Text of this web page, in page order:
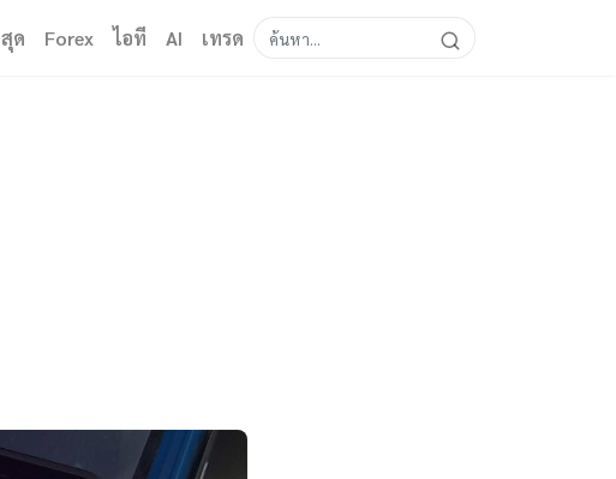
ด Forex ไอที AI เทรด